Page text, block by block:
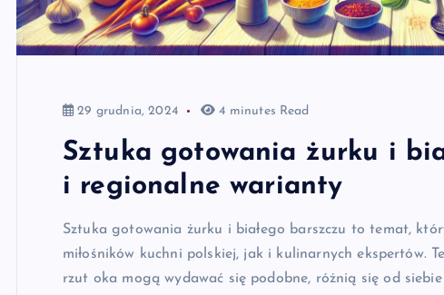
29 grudnia, 2024 4 minutes Read
Sztuka gotowania żurku i
i regionalne warianty
Sztuka gotowania żurku i białego barszczu to temat,
miłośników kuchni polskiej, jak i kulinarnych ekspertów.
rzut oka mogą wydawać się podobne, różnią się od